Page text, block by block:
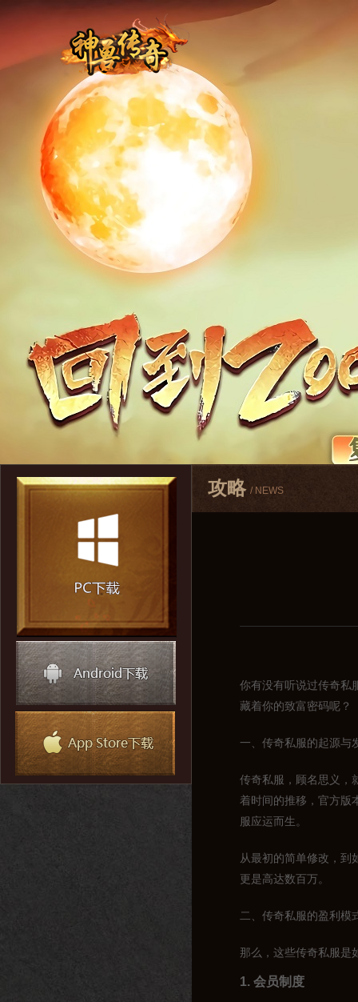
攻略 / NEWS
你有没有听说过传奇私
藏着你的致富密码呢？
一、传奇私服的起源与
传奇私服，顾名思义，
着时间的推移，官方版
服应运而生。
从最初的简单修改，到
更是高达数百万。
二、传奇私服的盈利模
那么，这些传奇私服是
1. 会员制度